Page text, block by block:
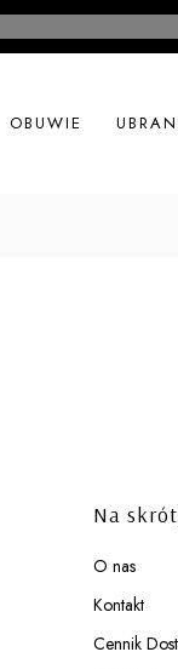
OBUWIE
Na
O nas
Kontakt
Cennik